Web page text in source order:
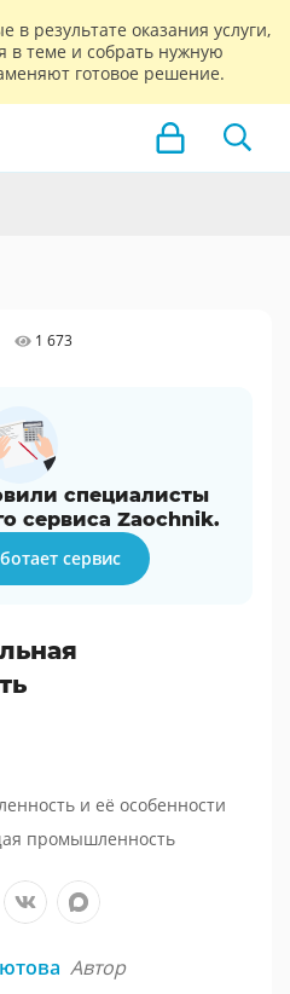
результате оказания услуги,
в теме и собрать нужную
готовое решение.
1 673
специалисты
сервиса Zaochnik.
сервис
и её особенности
промышленность
Автор